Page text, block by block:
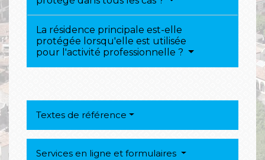
La résidence principale est-elle
protégée lorsqu'elle est utilisée
pour l'activité professionnelle ?
Textes de référence
Services en ligne et formulaires